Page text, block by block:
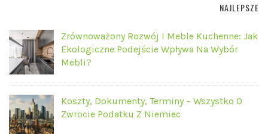
NAJLEPSZE
Zrównoważony Rozwój I Meble Kuchenne: Jak
Ekologiczne Podejście Wpływa Na Wybór
Mebli?
Koszty, Dokumenty, Terminy – Wszystko O
Zwrocie Podatku Z Niemiec